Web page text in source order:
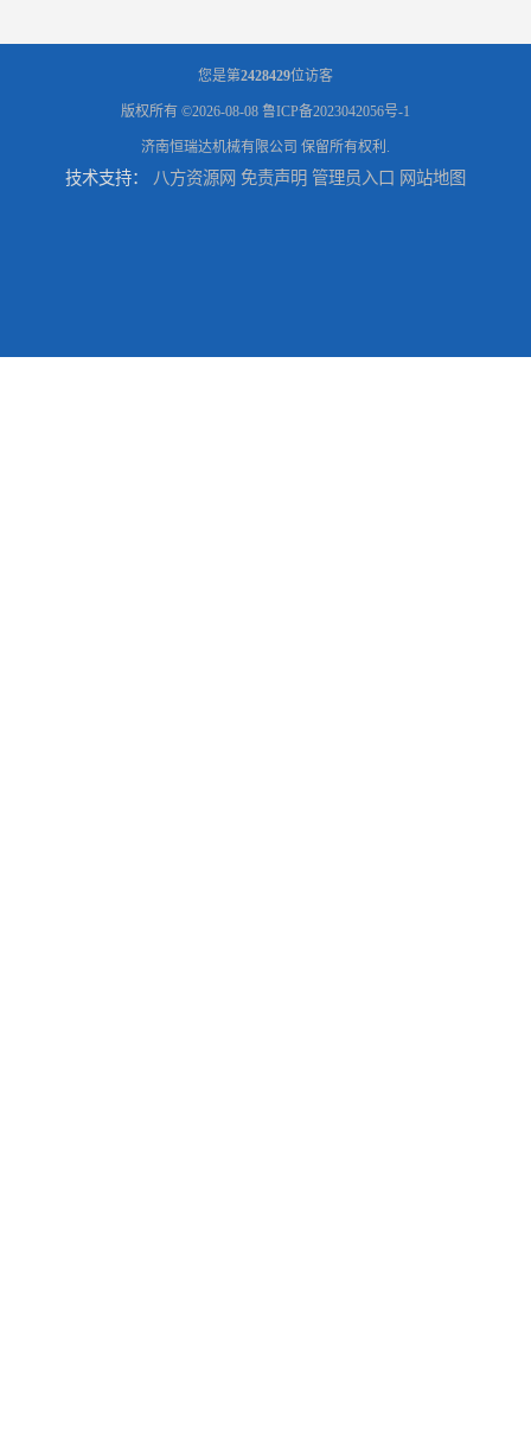
您是第2428429位访客
版权所有 ©2026-08-08 鲁ICP备2023042056号-1
济南恒瑞达机械有限公司 保留所有权利.
技术支持： 八方资源网 免责声明 管理员入口 网站地图